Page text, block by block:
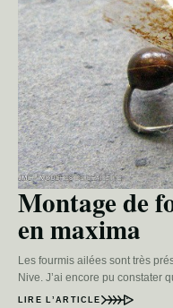
Montage de
en maxima
Les fourmis ailées sont très
Nive. J’ai encore pu constater
LIRE L’ARTICLE